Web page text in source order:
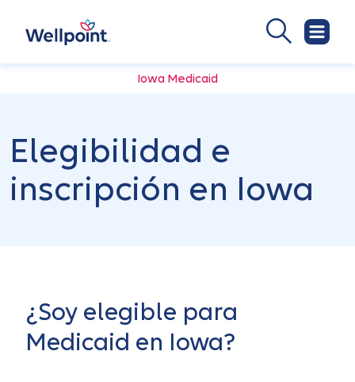
Iowa Medicaid
Elegibilidad e
inscripción en Iowa
¿Soy elegible para
Medicaid en Iowa?